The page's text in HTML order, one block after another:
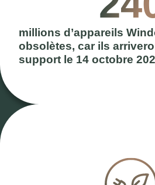
millions d’appareils
obsolètes, car ils
support le 14 octobre